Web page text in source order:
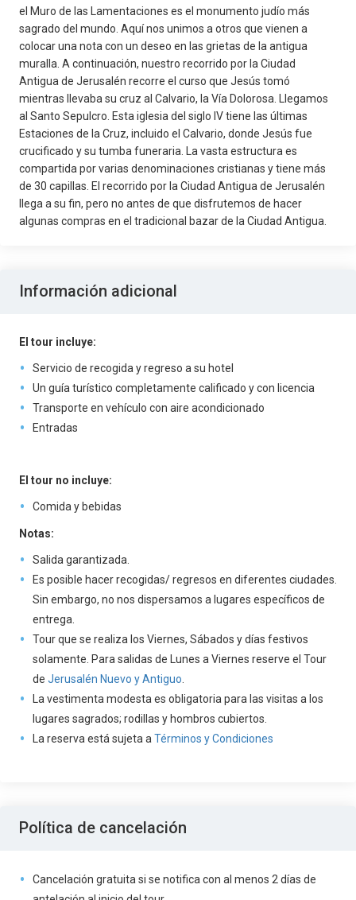
el Muro de las Lamentaciones es el monumento judío más
sagrado del mundo. Aquí nos unimos a otros que vienen a
colocar una nota con un deseo en las grietas de la antigua
muralla. A continuación, nuestro recorrido por la Ciudad
Antigua de Jerusalén recorre el curso que Jesús tomó
mientras llevaba su cruz al Calvario, la Vía Dolorosa. Llegamos
al Santo Sepulcro. Esta iglesia del siglo IV tiene las últimas
Estaciones de la Cruz, incluido el Calvario, donde Jesús fue
crucificado y su tumba funeraria. La vasta estructura es
compartida por varias denominaciones cristianas y tiene más
de 30 capillas. El recorrido por la Ciudad Antigua de Jerusalén
llega a su fin, pero no antes de que disfrutemos de hacer
algunas compras en el tradicional bazar de la Ciudad Antigua.
Información adicional
El tour incluye:
Servicio de recogida y regreso a su hotel
Un guía turístico completamente calificado y con licencia
Transporte en vehículo con aire acondicionado
Entradas
El tour no incluye:
Comida y bebidas
Notas:
Salida garantizada.
Es posible hacer recogidas/ regresos en diferentes ciudades.
Sin embargo, no nos dispersamos a lugares específicos de
entrega.
Tour que se realiza los Viernes, Sábados y días festivos
solamente. Para salidas de Lunes a Viernes reserve el Tour
de Jerusalén Nuevo y Antiguo
La vestimenta modesta es obligatoria para las visitas a los
lugares sagrados; rodillas y hombros cubiertos.
La reserva está sujeta a Términos y Condiciones
Política de cancelación
Cancelación gratuita si se notifica con al menos 2 días de